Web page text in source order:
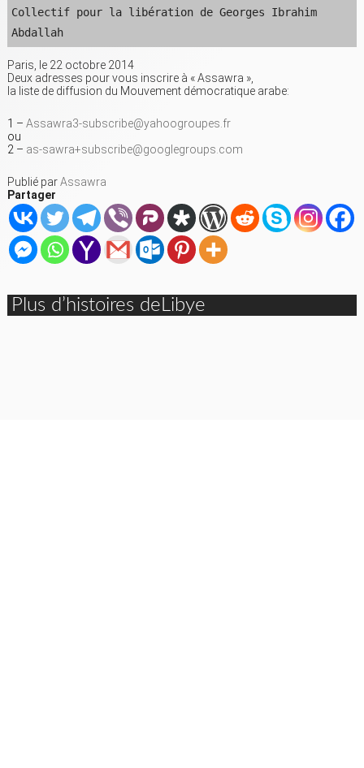
Collectif pour la libération de Georges Ibrahim
Abdallah
Paris, le 22 octobre 2014
Deux adresses pour vous inscrire à « Assawra »,
la liste de diffusion du Mouvement démocratique arabe:
1 – Assawra3-subscribe@yahoogroupes.fr
ou
2 – as-sawra+subscribe@googlegroups.com
Publié parAssawra
Partager
Plus d’histoires deLibye